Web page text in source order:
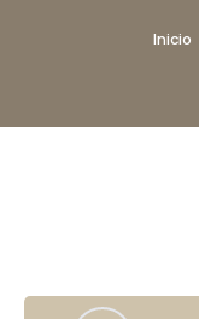
Inicio